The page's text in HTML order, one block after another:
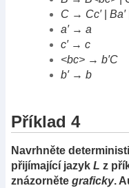
C → Cc′| Ba′|
a′→ a
c′→ c
<bc> → b′C
b′→ b
Příklad 4
Navrhněte
přijímající jazyk L z
znázorněte graficky.